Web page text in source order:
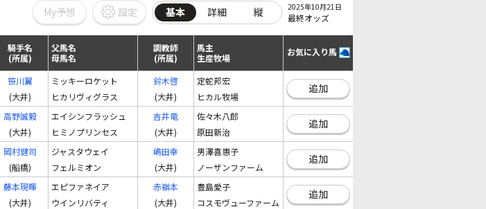
My予想 設定 基本 詳細 縦 2025年10月21日
最終オッズ
騎手名
(所属)
父馬名
母馬名
調教師
(所属)
馬主
生産牧場
お気に入り馬
笹川翼
(大井)
ミッキーロケット
ヒカリヴィグラス
鈴木啓
(大井)
定蛇邦宏
ヒカル牧場
追加
高野誠毅
(大井)
エイシンフラッシュ
ヒミノプリンセス
吉井竜
(大井)
佐々木八郎
原田新治
追加
岡村健司
(船橋)
ジャスタウェイ
フェルミオン
嶋田幸
(大井)
男澤喜惠子
ノーザンファーム
追加
藤本現暉
(大井)
エピファネイア
ウインリバティ
赤嶺本
(大井)
豊島愛子
コスモヴューファーム
追加